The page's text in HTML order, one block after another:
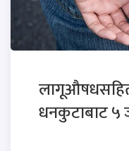
धनकुटाबाट ५